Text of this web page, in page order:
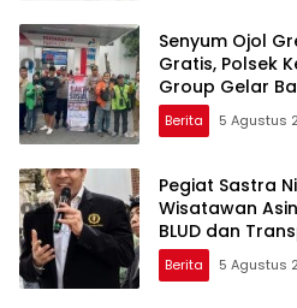
Senyum Ojol
Gratis, Polsek
Group Gelar
Berita 5 Agustus
Pegiat Sastra
Wisatawan
BLUD dan
Berita 5 Agustus